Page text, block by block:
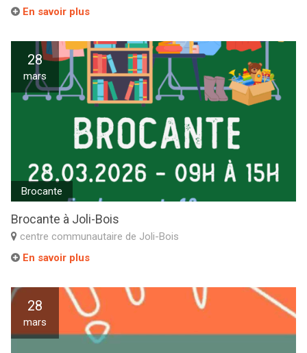
En savoir plus
28
mars
Brocante
Brocante à Joli-Bois
centre communautaire de Joli-Bois
En savoir plus
28
mars